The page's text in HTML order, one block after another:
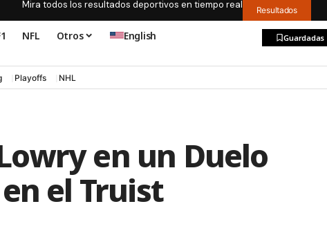
Mira todos los resultados deportivos en tiempo real Resultados
NFL Otros English Guardadas
Playoffs NHL
en un Duelo
el Truist